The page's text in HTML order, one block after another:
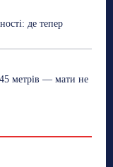
де тепер
45 метрів — мати не